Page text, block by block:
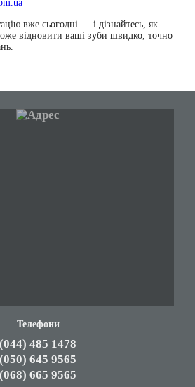
вже сьогодні — і дізнайтесь, як
відновити ваші зуби швидко, точно
Телефони
(044) 485 1478
(050) 645 9565
(068) 665 9565